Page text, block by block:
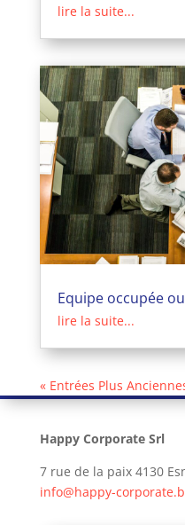
lire la suite...
Equipe occupée
lire la suite...
« Entrées Plus
Happy Corporate Srl
7 rue de la paix 4130
info@happy-